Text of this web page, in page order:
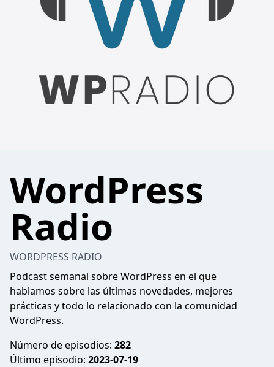
WordPress
Radio
WORDPRESS RADIO
Podcast semanal sobre WordPress en el que
hablamos sobre las últimas novedades, mejores
prácticas y todo lo relacionado con la comunidad
WordPress.
Número de episodios: 282
Último episodio: 2023-07-19